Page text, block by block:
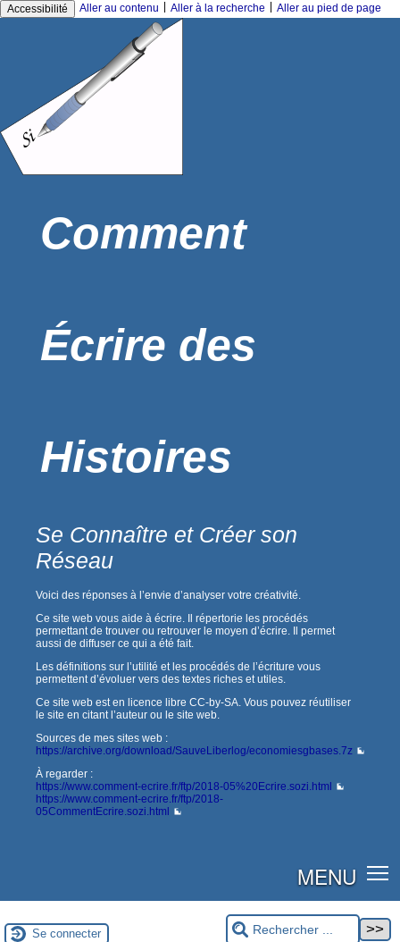
Accessibilité Aller au contenu Aller à la recherche Aller au pied de page
Comment
Écrire des
Histoires
Se Connaître et Créer son
Réseau
Voici des réponses à l’envie d’analyser votre créativité.
Ce site web vous aide à écrire. Il répertorie les procédés
permettant de trouver ou retrouver le moyen d’écrire. Il permet
aussi de diffuser ce qui a été fait.
Les définitions sur l’utilité et les procédés de l’écriture vous
permettent d’évoluer vers des textes riches et utiles.
Ce site web est en licence libre CC-by-SA. Vous pouvez réutiliser
le site en citant l’auteur ou le site web.
Sources de mes sites web :
https://archive.org/download/SauveLiberlog/economiesgbases.7z
À regarder :
https://www.comment-ecrire.fr/ftp/2018-05%20Ecrire.sozi.html
https://www.comment-ecrire.fr/ftp/2018-
05CommentEcrire.sozi.html
MENU
Se connecter